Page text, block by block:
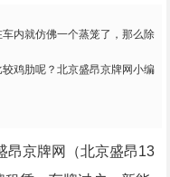
内就仿佛一个蒸笼了，那么除
鸡肋呢？北京盛昂京牌网小编
昂京牌网（北京盛昂13